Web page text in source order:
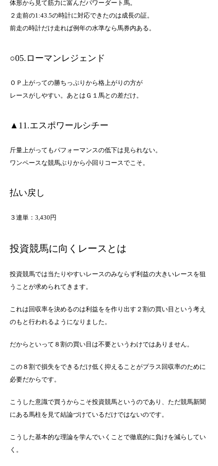
体形から見て筋力に富んだパワーダート馬。
２走前の1:43.5の時計に対応できたのは成長の証。
前走の時計だけ走れば例年の水準なら馬券内ある。
○05.ローマンレジェンド
ＯＰ上がっての勝ちっぷりから格上がりの方が
レースがしやすい。あとはＧ１馬との差だけ。
▲11.エスポワールシチー
斤量上がってもパフォーマンスの低下は見られない。
ワンペースな競馬ぶりから小回りコースでこそ。
払い戻し
３連単：3,430円
投資競馬に向くレースとは
投資競馬では当たりやすいレースのみならず利益の大きいレースを狙
うことが求められてきます。
これは回収率を決めるのは利益をを作り出す２割の買い目という考え
のもと行われるようになりました。
だからといって８割の買い目は不要というわけではありません。
この８割で損失をできるだけ低く抑えることがプラス回収率のために
必要だからです。
こうした意識で買うからこそ投資競馬というのであり、ただ競馬新聞
にある馬柱を見て結論づけているだけではないのです。
こうした基本的な理論を学んでいくことで徹底的に負けを減らしてい
く。